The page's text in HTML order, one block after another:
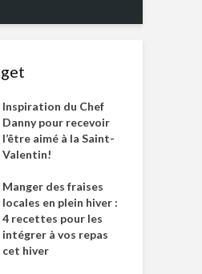
Inspiration du Chef
Danny pour recevoir
l’être aimé à la Saint-
Valentin!
Manger des fraises
locales en plein hiver :
4 recettes pour les
intégrer à vos repas
cet hiver